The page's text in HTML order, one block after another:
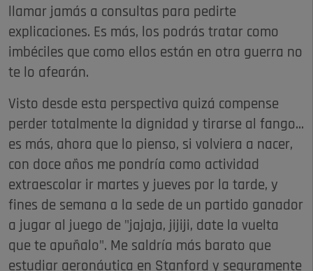
llamar jamás a consultas para pedirte
explicaciones. Es más, los podrás tratar como
imbéciles que como ellos están en otra guerra no
te lo afearán.
Visto desde esta perspectiva quizá compense
perder totalmente la dignidad y tirarse al fango...
es más, ahora que lo pienso, si volviera a nacer,
con doce años me pondría como actividad
extraescolar ir martes y jueves por la tarde, y
fines de semana a la sede de un partido ganador
a jugar al juego de "jajaja, jijiji, date la vuelta
que te apuñalo". Me saldría más barato que
estudiar aeronáutica en Stanford y seguramente